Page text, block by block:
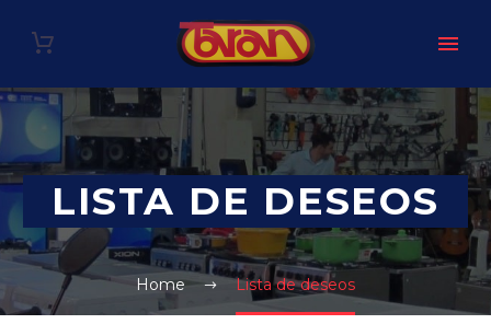
LISTA DE DESEOS
Home Lista de deseos